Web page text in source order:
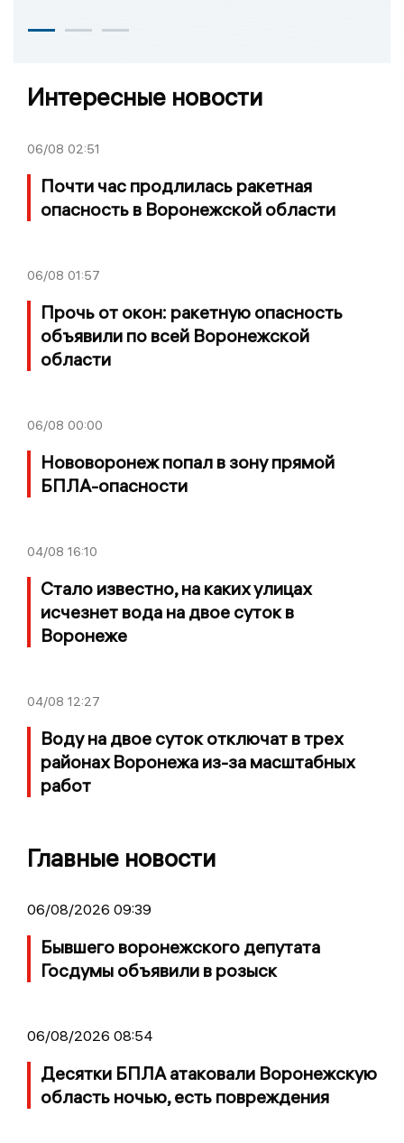
Интересные новости
06/08 02:51
Почти час продлилась ракетная
опасность в Воронежской области
06/08 01:57
Прочь от окон: ракетную опасность
объявили по всей Воронежской
области
06/08 00:00
Нововоронеж попал в зону прямой
БПЛА-опасности
04/08 16:10
Стало известно, на каких улицах
исчезнет вода на двое суток в
Воронеже
04/08 12:27
Воду на двое суток отключат в трех
районах Воронежа из-за масштабных
работ
Главные новости
06/08/2026 09:39
Бывшего воронежского депутата
Госдумы объявили в розыск
06/08/2026 08:54
Десятки БПЛА атаковали Воронежскую
область ночью, есть повреждения